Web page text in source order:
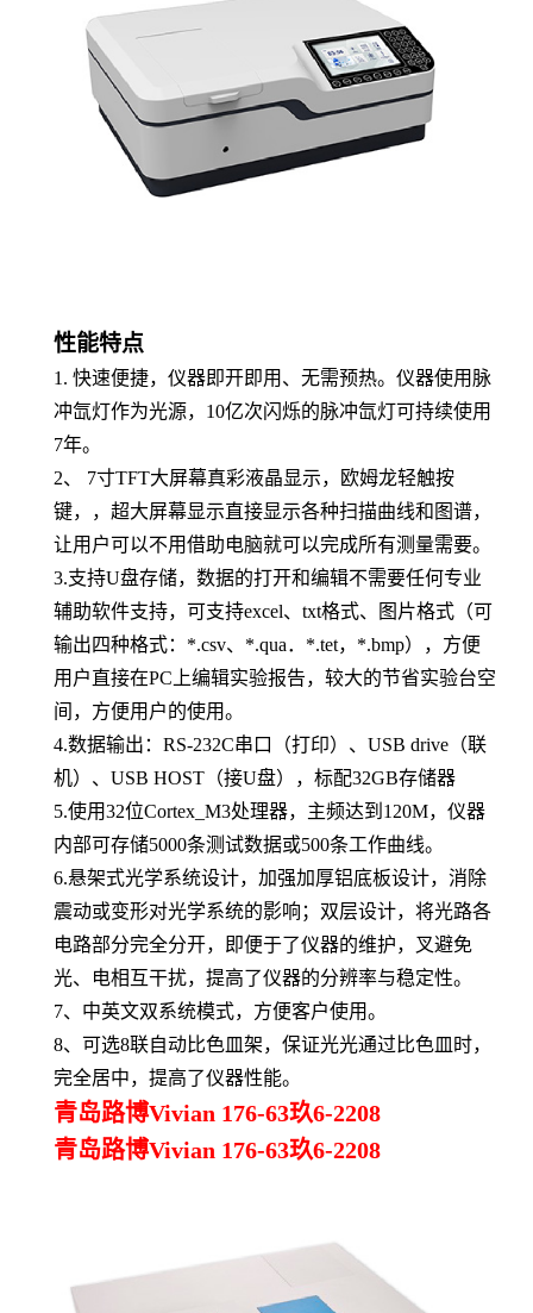
性能特点
1. 快速便捷，仪器即开即用、无需预热。仪器使用脉
冲氙灯作为光源，10亿次闪烁的脉冲氙灯可持续使用
7年。
2、 7寸TFT大屏幕真彩液晶显示，欧姆龙轻触按
键，，超大屏幕显示直接显示各种扫描曲线和图谱，
让用户可以不用借助电脑就可以完成所有测量需要。
3.支持U盘存储，数据的打开和编辑不需要任何专业
辅助软件支持，可支持excel、txt格式、图片格式（可
输出四种格式：*.csv、*.qua．*.tet，*.bmp），方便
用户直接在PC上编辑实验报告，较大的节省实验台空
间，方便用户的使用。
4.数据输出：RS-232C串口（打印）、USB drive（联
机）、USB HOST（接U盘），标配32GB存储器
5.使用32位Cortex_M3处理器，主频达到120M，仪器
内部可存储5000条测试数据或500条工作曲线。
6.悬架式光学系统设计，加强加厚铝底板设计，消除
震动或变形对光学系统的影响；双层设计，将光路各
电路部分完全分开，即便于了仪器的维护，叉避免
光、电相互干扰，提高了仪器的分辨率与稳定性。
7、中英文双系统模式，方便客户使用。
8、可选8联自动比色皿架，保证光光通过比色皿时，
完全居中，提高了仪器性能。
青岛路博Vivian 176-63玖6-2208
青岛路博Vivian 176-63玖6-2208